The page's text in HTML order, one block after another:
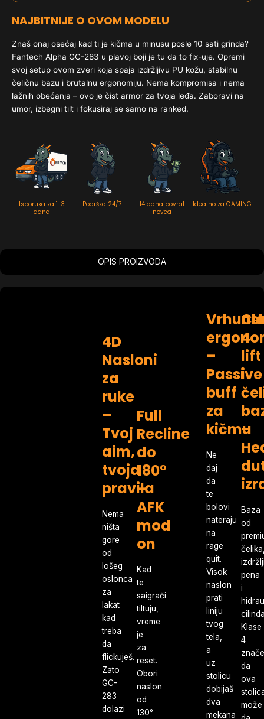
NAJBITNIJE O OVOM MODELU
Znaš onaj osećaj kad ti je kičma u minusu posle 10 sati grinda?
Fantech Alpha GC-283 u plavoj boji je tu da to fix-uje. Opremi
svoj setup ovom zveri koja spaja izdržljivu PU kožu, stabilnu
čeličnu bazu i brutalnu ergonomiju. Nema kompromisa i nema
lažnih obećanja – ovo je čist armor za tvoja leđa. Zaboravi na
umor, izbegni tilt i fokusiraj se samo na ranked.
Isporuka za 1-3
dana
Podrška 24/7
14 dana povrat
novca
Idealno za GAMING
OPIS PROIZVODA
4D
Nasloni
za
ruke
–
Tvoj
aim,
tvoja
pravila
Nema
ništa
gore
od
lošeg
oslonca
za
lakat
kad
treba
da
flickuješ.
Zato
GC-
283
dolazi
Full
Recline
do
180°
–
AFK
mod
on
Kad
te
saigrači
tiltuju,
vreme
je
za
reset.
Obori
naslon
od
130°
–
Passive
buff
za
kičmu
Ne
daj
da
te
bolovi
nateraju
na
rage
quit.
Visok
naslon
prati
liniju
tvog
tela,
a
uz
stolicu
dobijaš
dva
mekana
4
lift
i
–
Baza
od
pena
i
Klase
4
znače
da
ova
može